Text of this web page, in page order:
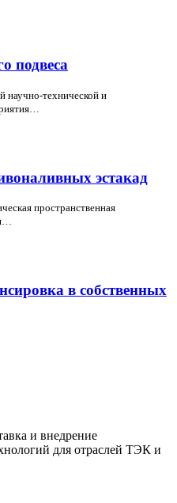
подвеса
научно-технической и
эстакад
пространственная
в собственных
и внедрение
для отраслей ТЭК и